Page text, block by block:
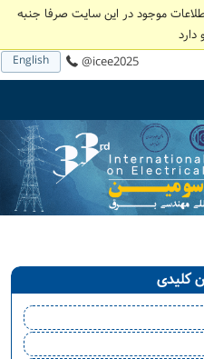
موجود در این سایت صرفا جنبه
دارد
English @icee2025
کلیدی